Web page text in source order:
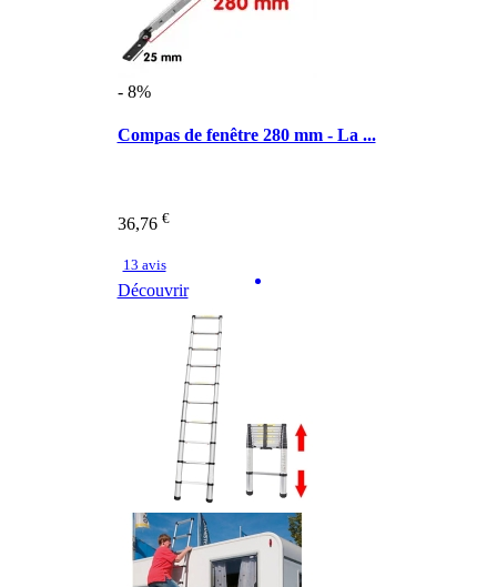
- 8%
Compas de fenêtre 280 mm - La ...
36,76 €
13 avis
Découvrir